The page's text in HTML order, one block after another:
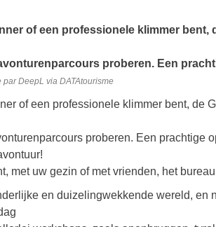
of een professionele klimmer
proberen. Een
par DeepL via DATAtourisme
of een professionele klimmer bent, de
proberen. Een prachtige
met uw gezin of met vrienden, het
en duizelingwekkende wereld, en